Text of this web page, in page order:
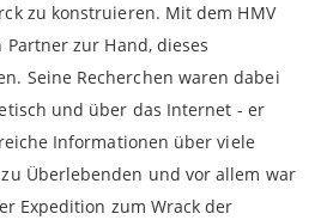
zu konstruieren. Mit dem HMV
zur Hand, dieses
Seine Recherchen waren dabei
und über das Internet - er
Informationen über viele
Überlebenden und vor allem war
Expedition zum Wrack der